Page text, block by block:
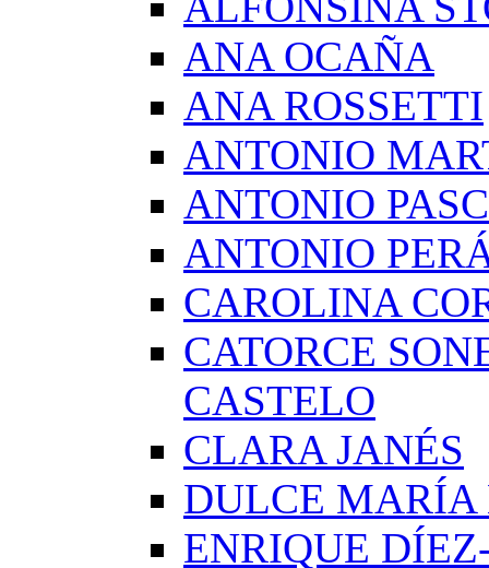
ANA OCAÑA
ANA ROSSETTI
ANTONIO
ANTONIO
ANTONIO
CAROLINA
CATORCE
CASTELO
CLARA JANÉS
DULCE
ENRIQUE